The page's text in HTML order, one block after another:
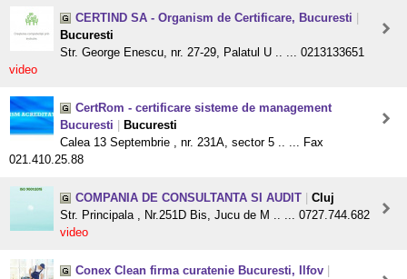
CERTIND SA - Organism de Certificare, Bucuresti
Bucuresti
Str. George Enescu, nr. 27-29, Palatul U .. ... 0213133651
video
CertRom - certificare sisteme de management
Bucuresti
Bucuresti
Calea 13 Septembrie , nr. 231A, sector 5 .. ... Fax
021.410.25.88
COMPANIA DE CONSULTANTA SI AUDIT
Cluj
Str. Principala , Nr.251D Bis, Jucu de M .. ... 0727.744.682
video
Conex Clean firma curatenie Bucuresti, Ilfov